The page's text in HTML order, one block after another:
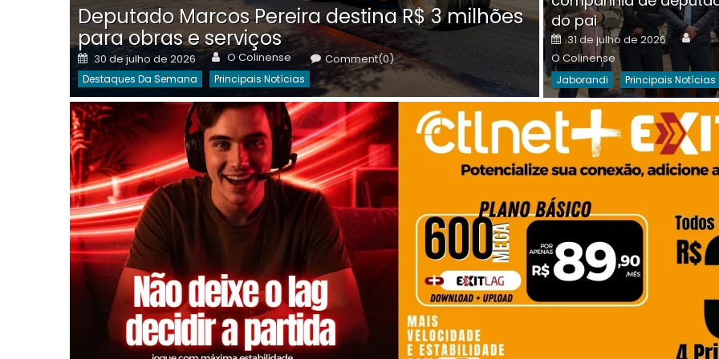
Deputado Marcos Pereira destina R$ 3 milhões
para obras e serviços
Posted
on
30 de julho de 2026 Author
O Colinense Comment(0)
Destaques Da Semana Principais Notícias
on
30 de julho de 2026 O
Destaques Da Semana
do pai
Posted
on
31 de julho de 2026
O Colinense
Jaborandi Principais Notícias